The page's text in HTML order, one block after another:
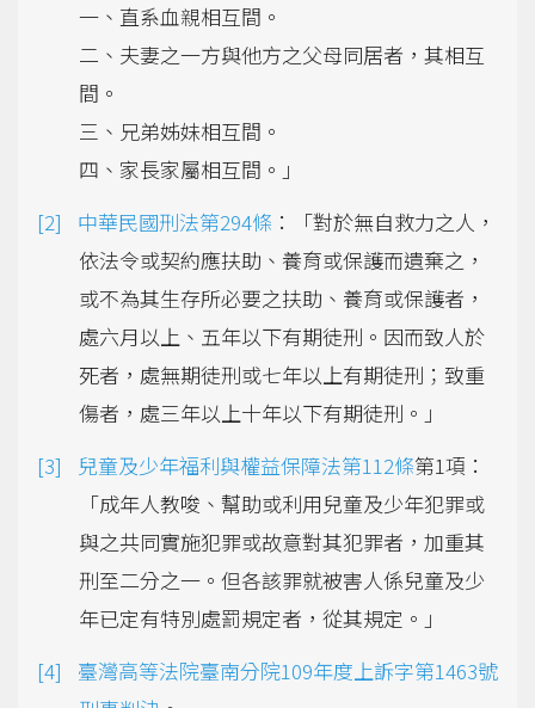
一、直系血親相互間。
二、夫妻之一方與他方之父母同居者，其相互
間。
三、兄弟姊妹相互間。
四、家長家屬相互間。」
中華民國刑法第294條 ：「對於無自救力之人，
依法令或契約應扶助、養育或保護而遺棄之，
或不為其生存所必要之扶助、養育或保護者，
處六月以上、五年以下有期徒刑。因而致人於
死者，處無期徒刑或七年以上有期徒刑；致重
傷者，處三年以上十年以下有期徒刑。」
兒童及少年福利與權益保障法第112條第1項：
「成年人教唆、幫助或利用兒童及少年犯罪或
與之共同實施犯罪或故意對其犯罪者，加重其
刑至二分之一。但各該罪就被害人係兒童及少
年已定有特別處罰規定者，從其規定。」
臺灣高等法院臺南分院109年度上訴字第1463號